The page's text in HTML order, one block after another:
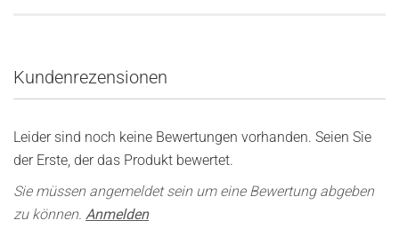
Kundenrezensionen
Leider sind noch keine Bewertungen vorhanden. Seien Sie
der Erste, der das Produkt bewertet.
Sie müssen angemeldet sein um eine Bewertung abgeben
zu können. Anmelden